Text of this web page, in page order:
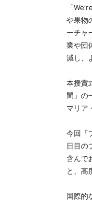
「
や果物
ーチャ
業や団
減し、
本授賞
間」の
マリア
今回『
日目の
含んで
と、高
国際的